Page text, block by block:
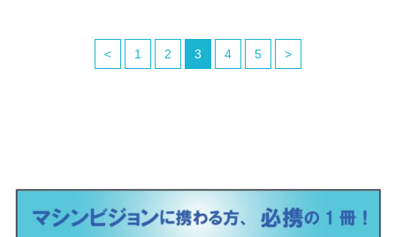
< 1 2 3 4 5 >